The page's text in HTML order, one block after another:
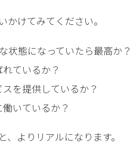
かけてみてください。
状態になっていたら最高か？
ているか？
を提供しているか？
いているか？
よりリアルになります。